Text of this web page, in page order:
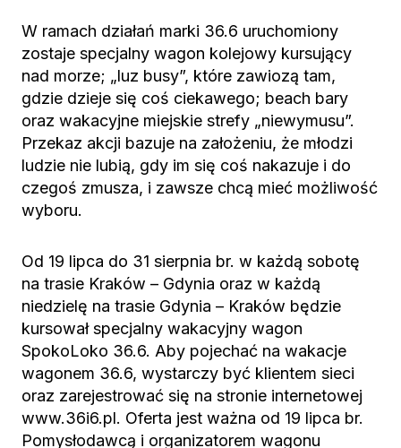
W ramach działań marki 36.6 uruchomiony
zostaje specjalny wagon kolejowy kursujący
nad morze; „luz busy”, które zawiozą tam,
gdzie dzieje się coś ciekawego; beach bary
oraz wakacyjne miejskie strefy „niewymusu”.
Przekaz akcji bazuje na założeniu, że młodzi
ludzie nie lubią, gdy im się coś nakazuje i do
czegoś zmusza, i zawsze chcą mieć możliwość
wyboru.
Od 19 lipca do 31 sierpnia br. w każdą sobotę
na trasie Kraków – Gdynia oraz w każdą
niedzielę na trasie Gdynia – Kraków będzie
kursował specjalny wakacyjny wagon
SpokoLoko 36.6. Aby pojechać na wakacje
wagonem 36.6, wystarczy być klientem sieci
oraz zarejestrować się na stronie internetowej
www.36i6.pl. Oferta jest ważna od 19 lipca br.
Pomysłodawcą i organizatorem wagonu